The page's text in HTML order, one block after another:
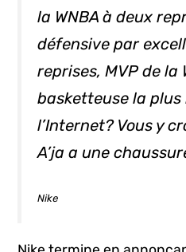
la WNBA à deux
défensive par
reprises, MVP de la
basketteuse la plus
l’Internet? Vous y
A’ja a une
Nike